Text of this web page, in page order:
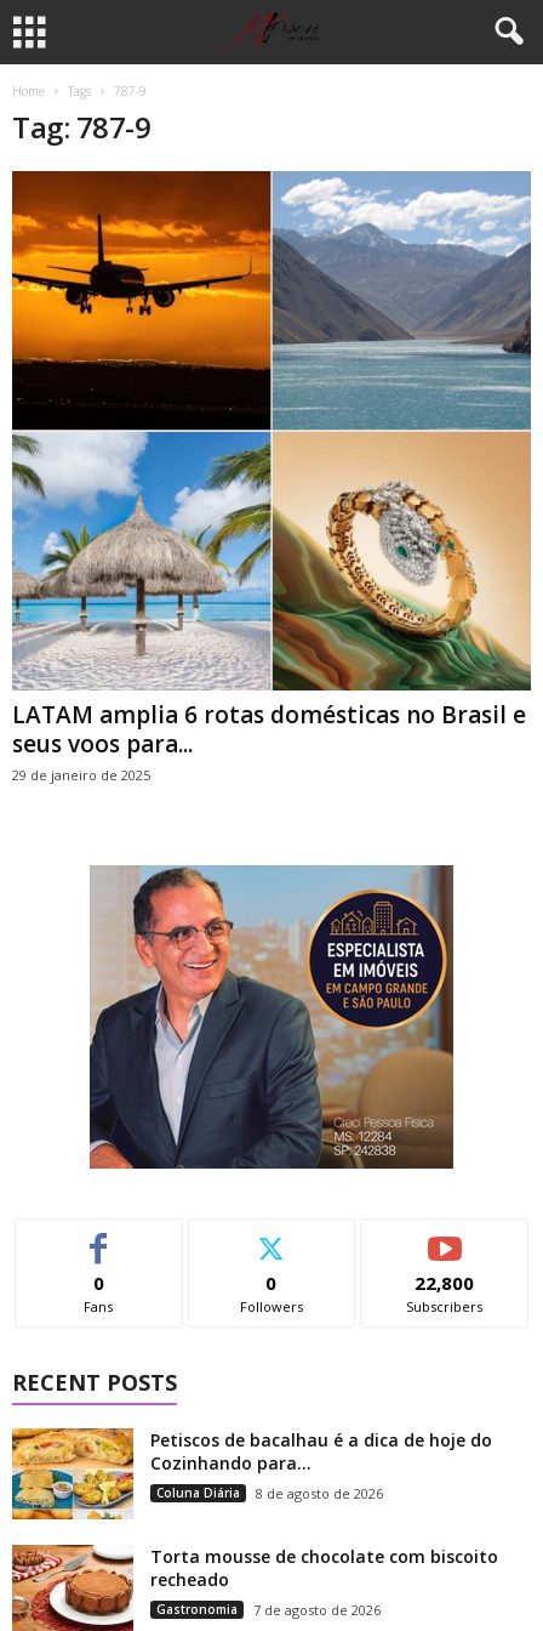
Home Tags 787-9
Tag: 787-9
LATAM amplia 6 rotas domésticas no Brasil e
seus voos para...
29 de janeiro de 2025
0
Fans
0
Followers
22,800
Subscribers
RECENT POSTS
Petiscos de bacalhau é a dica de hoje do
Cozinhando para...
Coluna Diária 8 de agosto de 2026
Torta mousse de chocolate com biscoito
recheado
Gastronomia 7 de agosto de 2026